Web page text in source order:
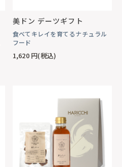
美ドン デーツギフト
食べてキレイを育てるナチュラル
フード
1,620 円(税込)